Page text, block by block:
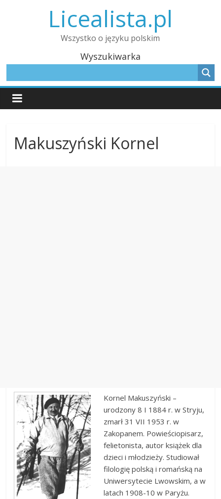
Licealista.pl
Wszystko o języku polskim
Wyszukiwarka
Makuszyński Kornel
Kornel Makuszyński –
urodzony 8 I 1884 r. w Stryju,
zmarł 31 VII 1953 r. w
Zakopanem. Powieściopisarz,
felietonista, autor książek dla
dzieci i młodzieży. Studiował
filologię polską i romańską na
Uniwersytecie Lwowskim, a w
latach 1908-10 w Paryżu.